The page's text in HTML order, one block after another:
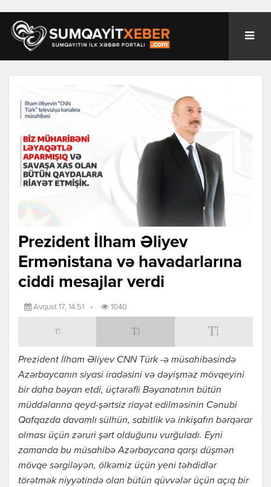
Prezident İlham Əliyev
Ermənistana və havadarlarına
ciddi mesajlar verdi
Avqust 17, 14:51 • 1040
Prezident İlham Əliyev CNN Türk -ə müsahibəsində
Azərbaycanın siyasi iradəsini və dəyişməz mövqeyini
bir daha bəyan etdi, üçtərəfli Bəyanatının bütün
müddəlarına qeyd-şərtsiz riayət edilməsinin Cənubi
Qafqazda davamlı sülhün, sabitlik və inkişafın bərqərar
olması üçün zəruri şərt olduğunu vurğuladı. Eyni
zamanda bu müsahibə Azərbaycana qarşı düşmən
mövqe sərgiləyən, ölkəmiz üçün yeni təhdidlər
törətmək niyyətində olan bütün qüvvələr üçün açıq bir